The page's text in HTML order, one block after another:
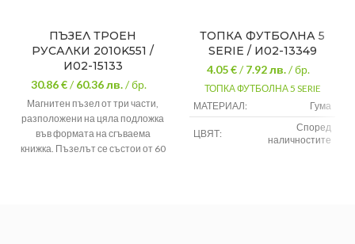
ПЪЗЕЛ ТРОЕН
РУСАЛКИ 2010K551 /
И02-15133
30.86 €/60.36лв./ бр.
Магнитен пъзел от три части,
разположени на цяла подложка
във формата на сгъваема
книжка. Пъзелът се състои от 60
ТОПКА ФУТБОЛНА 5
SERIE / И02-13349
4.05 €/7.92лв./ бр.
ТОПКА ФУТБОЛНА 5 SERIE
МАТЕРИАЛ:
Гума
ЦВЯТ:
Според
наличностите